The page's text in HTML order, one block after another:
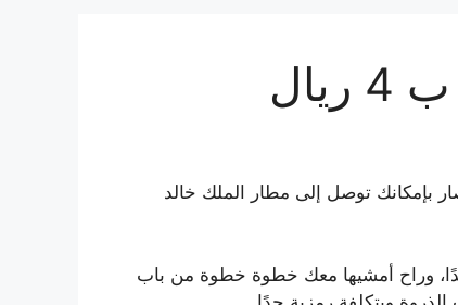
مشروع مترو الرياض وافتتاحه رسميًا نهاية 2024، صار بإمكانك توصل إلى مطار الملك خالد
وراح أمشيها معك خطوة خطوة من باب